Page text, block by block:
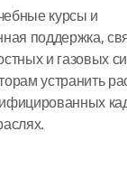
курсы и
поддержка,
и газовых
устранить